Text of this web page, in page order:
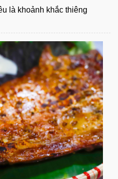
là khoảnh khắc thiêng